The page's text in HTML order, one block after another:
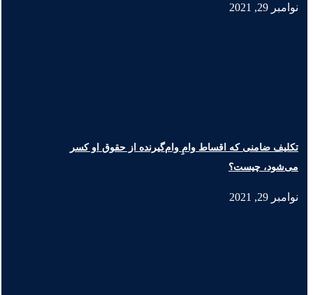
نوامبر 29, 2021
تکلیف ضامنی که اقساط وامِ وام‌گیرنده از حقوق او کسر
می‌شود، چیست؟
نوامبر 29, 2021